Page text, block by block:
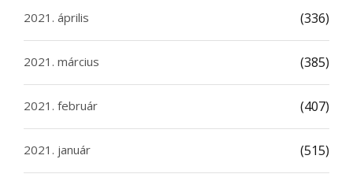
2021. április (336)
2021. március (385)
2021. február (407)
2021. január (515)